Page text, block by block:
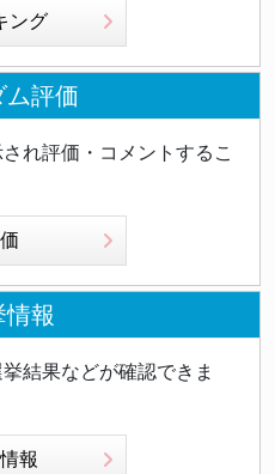
ング
ム評価
れ評価・コメントするこ
情報
結果などが確認できま
報